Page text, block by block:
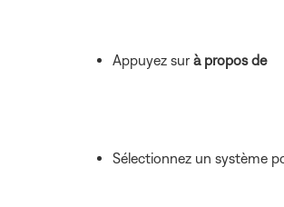
Appuyez surà propos de
Sélectionnez un système